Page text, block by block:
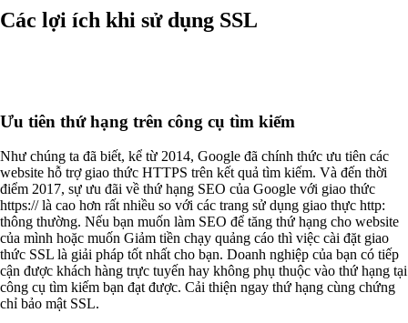
Các lợi ích khi sử dụng SSL
Ưu tiên thứ hạng trên công cụ tìm kiếm
Như chúng ta đã biết, kể từ 2014, Google đã chính thức ưu tiên các
website hỗ trợ giao thức HTTPS trên kết quả tìm kiếm. Và đến thời
điểm 2017, sự ưu đãi về thứ hạng SEO của Google với giao thức
https:// là cao hơn rất nhiều so với các trang sử dụng giao thực http:
thông thường. Nếu bạn muốn làm SEO để tăng thứ hạng cho website
của mình hoặc muốn Giảm tiền chạy quảng cáo thì việc cài đặt giao
thức SSL là giải pháp tốt nhất cho bạn. Doanh nghiệp của bạn có tiếp
cận được khách hàng trực tuyến hay không phụ thuộc vào thứ hạng tại
công cụ tìm kiếm bạn đạt được. Cải thiện ngay thứ hạng cùng chứng
chỉ bảo mật SSL.